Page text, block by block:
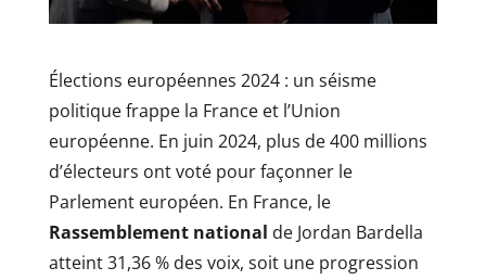
Élections européennes 2024 : un séisme
politique frappe la France et l’Union
européenne. En juin 2024, plus de 400 millions
d’électeurs ont voté pour façonner le
Parlement européen. En France, le
Rassemblement national de Jordan Bardella
atteint 31,36 % des voix, soit une progression